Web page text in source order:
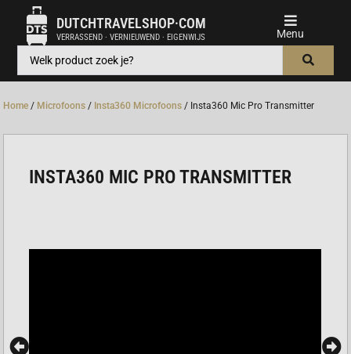
DUTCHTRAVELSHOP·COM
VERRASSEND · VERNIEUWEND · EIGENWIJS
Home / Microfoons / Insta360 Microfoons / Insta360 Mic Pro Transmitter
INSTA360 MIC PRO TRANSMITTER